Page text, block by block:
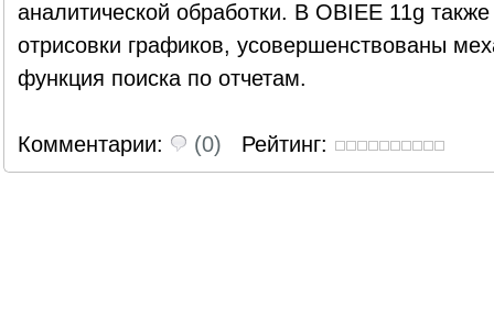
аналитической обработки. В OBIEE 11g
отрисовки графиков, усовершенствованы
функция поиска по отчетам.
Комментарии: (0) Рейтинг: